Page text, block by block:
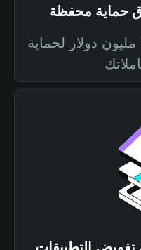
صندوق حماية بقيمة 300 مليون دولار لحماية